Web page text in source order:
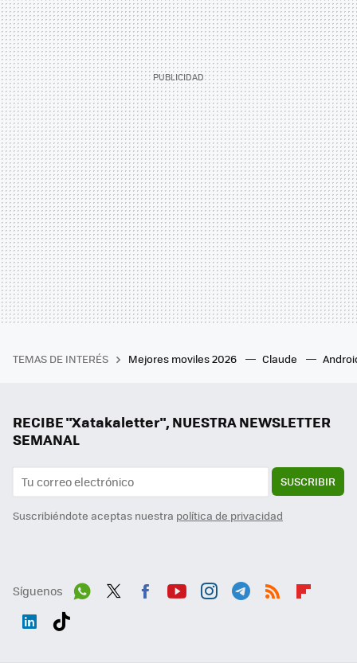
TEMAS DE INTERÉS Mejores moviles 2026 Claude
RECIBE "Xatakaletter", NUESTRA NEWSLETTER
SEMANAL
SUSCRIBIR
Suscribiéndote aceptas nuestra política de privacidad
Síguenos